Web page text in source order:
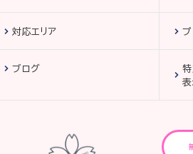
対応エリア プ
ブログ